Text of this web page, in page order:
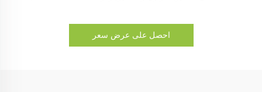
احصل على عرض سعر